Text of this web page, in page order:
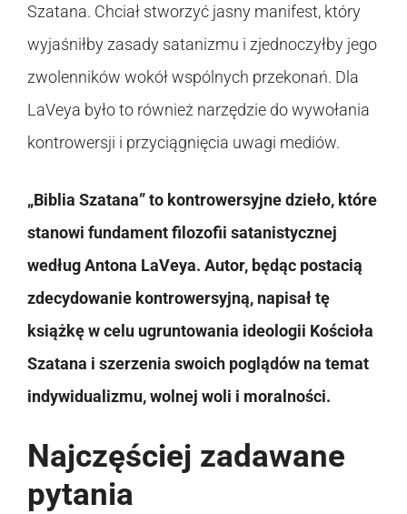
Szatana. Chciał stworzyć jasny manifest, który
wyjaśniłby zasady satanizmu i zjednoczyłby jego
zwolenników wokół wspólnych przekonań. Dla
LaVeya było to również narzędzie do wywołania
kontrowersji i przyciągnięcia uwagi mediów.
„Biblia Szatana” to kontrowersyjne dzieło, które
stanowi fundament filozofii satanistycznej
według Antona LaVeya. Autor, będąc postacią
zdecydowanie kontrowersyjną, napisał tę
książkę w celu ugruntowania ideologii Kościoła
Szatana i szerzenia swoich poglądów na temat
indywidualizmu, wolnej woli i moralności.
Najczęściej zadawane
pytania